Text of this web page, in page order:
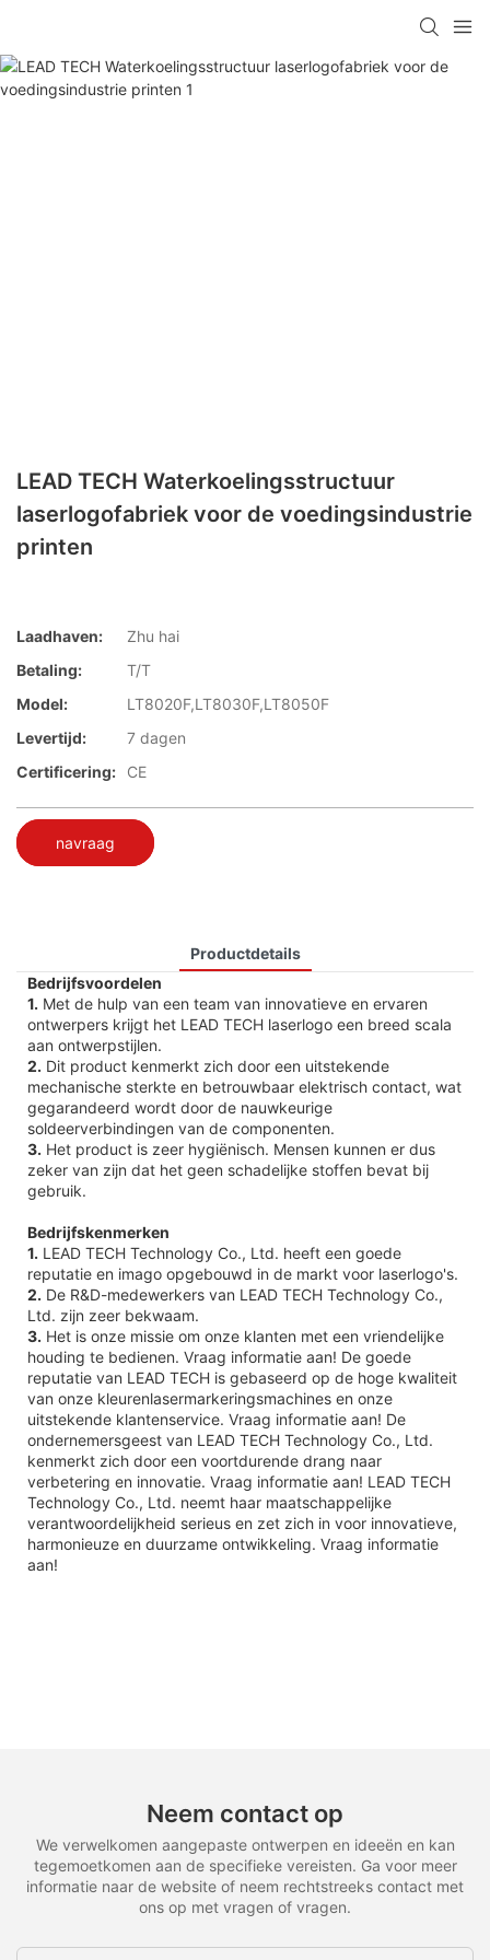
LEAD TECH Waterkoelingsstructuur
laserlogofabriek voor de voedingsindustrie
printen
Laadhaven:
Zhu hai
Betaling:
T/T
Model:
LT8020F,LT8030F,LT8050F
Levertijd:
7 dagen
Certificering:
CE
navraag
Productdetails
Bedrijfsvoordelen
1. Met de hulp van een team van innovatieve en ervaren
ontwerpers krijgt het LEAD TECH laserlogo een breed scala
aan ontwerpstijlen.
2. Dit product kenmerkt zich door een uitstekende
mechanische sterkte en betrouwbaar elektrisch contact, wat
gegarandeerd wordt door de nauwkeurige
soldeerverbindingen van de componenten.
3. Het product is zeer hygiënisch. Mensen kunnen er dus
zeker van zijn dat het geen schadelijke stoffen bevat bij
gebruik.
Bedrijfskenmerken
1. LEAD TECH Technology Co., Ltd. heeft een goede
reputatie en imago opgebouwd in de markt voor laserlogo's.
2. De R&D-medewerkers van LEAD TECH Technology Co.,
Ltd. zijn zeer bekwaam.
3. Het is onze missie om onze klanten met een vriendelijke
houding te bedienen. Vraag informatie aan! De goede
reputatie van LEAD TECH is gebaseerd op de hoge kwaliteit
van onze kleurenlasermarkeringsmachines en onze
uitstekende klantenservice. Vraag informatie aan! De
ondernemersgeest van LEAD TECH Technology Co., Ltd.
kenmerkt zich door een voortdurende drang naar
verbetering en innovatie. Vraag informatie aan! LEAD TECH
Technology Co., Ltd. neemt haar maatschappelijke
verantwoordelijkheid serieus en zet zich in voor innovatieve,
harmonieuze en duurzame ontwikkeling. Vraag informatie
aan!
Neem contact op
We verwelkomen aangepaste ontwerpen en ideeën en kan
tegemoetkomen aan de specifieke vereisten. Ga voor meer
informatie naar de website of neem rechtstreeks contact met
ons op met vragen of vragen.